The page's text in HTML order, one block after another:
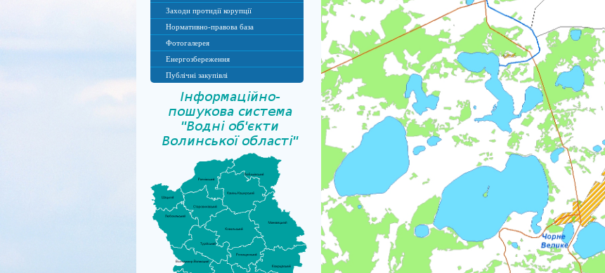
Заходи протидії корупції
Нормативно-правова база
Фотогалерея
Енергозбереження
Публічні закупівлі